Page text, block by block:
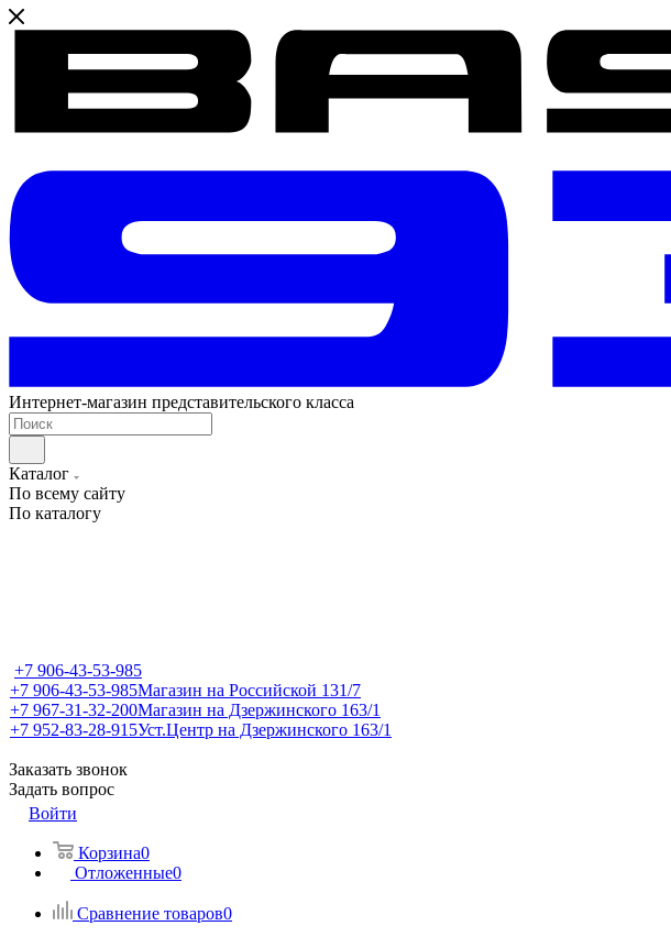
Интернет-магазин представительского класса
Каталог
По всему сайту
По каталогу
+7 906-43-53-985
+7 906-43-53-985Магазин на Российской 131/7
+7 967-31-32-200Магазин на Дзержинского 163/1
+7 952-83-28-915Уст.Центр на Дзержинского 163/1
Заказать звонок
Задать вопрос
Войти
Корзина0
Отложенные0
Сравнение товаров0